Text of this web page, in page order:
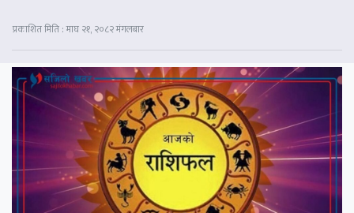
प्रकाशित मिति : माघ २१, २०८२ मंगलबार